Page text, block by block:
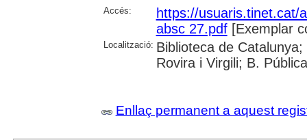
Accés:
https://usuaris.tinet.cat/
absc 27.pdf[Exemplar
Localització: Biblioteca de
Rovira i Virgili; B.
Enllaç permanent a aquest